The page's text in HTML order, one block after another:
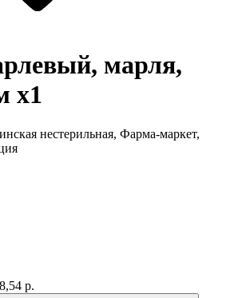
марля,
x1
нестерильная, Фарма-маркет,
р.